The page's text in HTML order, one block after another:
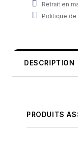
Retrait en
Politique de
DESCRIPTION
PRODUITS